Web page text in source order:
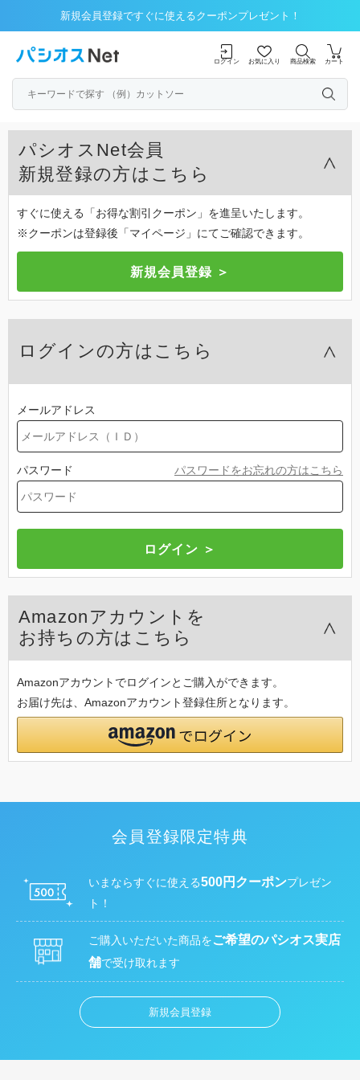
新規会員登録ですぐに使えるクーポンプレゼント！
ログイン お気に入り 商品検索 カート
パシオスNet会員
新規登録の方はこちら
すぐに使える「お得な割引クーポン」を進呈いたします。
※クーポンは登録後「マイページ」にてご確認できます。
ログインの方はこちら
メールアドレス
パスワード パスワードをお忘れの方はこちら
Amazonアカウントを
お持ちの方はこちら
Amazonアカウントでログインとご購入ができます。
お届け先は、Amazonアカウント登録住所となります。
会員登録限定特典
いまならすぐに使える500円クーポンプレゼン
ト！
ご購入いただいた商品をご希望のパシオス実店
舗で受け取れます
新規会員登録